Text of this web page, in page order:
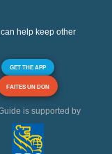
help keep other
GET THE APP
FAITES UN DON
is supported by